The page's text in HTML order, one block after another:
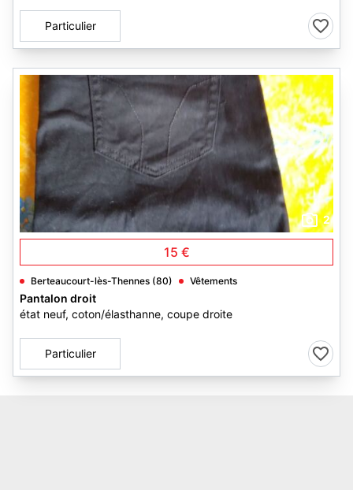
Particulier
2
15 €
Berteaucourt-lès-Thennes (80) Vêtements
Pantalon droit
état neuf, coton/élasthanne, coupe droite
Particulier